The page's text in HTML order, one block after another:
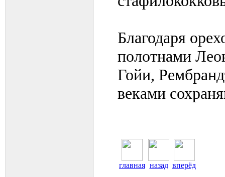
Благодаря
полотнами
Гойи,
веками
главная назад вперёд